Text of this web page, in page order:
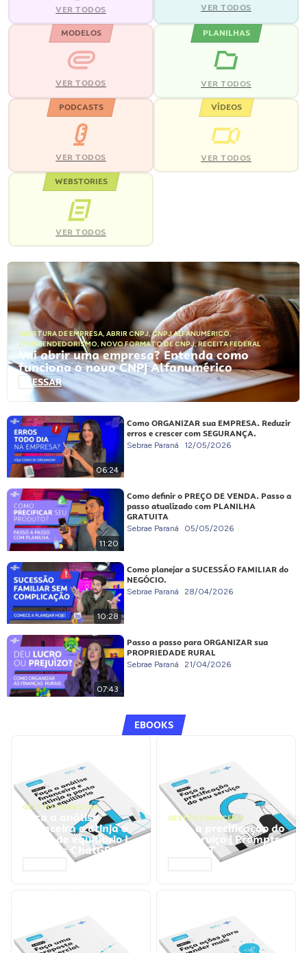
VER TODOS VER TODOS
MODELOS
VER TODOS
PLANILHAS
VER TODOS
PODCASTS
VER TODOS
VÍDEOS
VER TODOS
WEBSTORIES
VER TODOS
ABERTURA DE EMPRESA, ABRIR CNPJ,CNPJ ALFANUMÉRICO,
EMPREENDEDORISMO, NOVO FORMATO DE CNPJ,RECEITA FEDERAL
Vai abrir uma empresa? Entenda como
funciona o novo CNPJ Alfanumérico
ACESSAR
06:24
Como ORGANIZAR sua EMPRESA. Reduzir
erros e crescer com SEGURANÇA.
Sebrae Paraná 12/05/2026
11:20
Como definir o PREÇO DE VENDA. Passo a
passo atualizado com PLANILHA
GRATUITA
Sebrae Paraná 05/05/2026
10:28
Como planejar a SUCESSÃO FAMILIAR do
NEGÓCIO.
Sebrae Paraná 28/04/2026
07:43
Passo a passo para ORGANIZAR sua
PROPRIEDADE RURAL
Sebrae Paraná 21/04/2026
EBOOKS
GESTÃO FINANCEIRA
Faça a análise
financeira e atinja o
ponto de equilíbrio |
Prompts ChatGPT
GESTÃO FINANCEIRA
Faça a precificação do
seu serviço | Prompts
ChatGPT